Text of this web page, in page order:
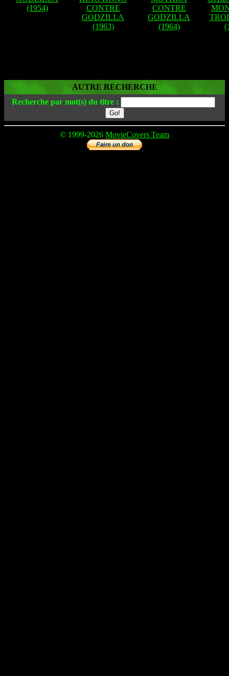
(1954)
CONTRE
GODZILLA
(1963)
CONTRE
GODZILLA
(1964)
AUTRE RECHERCHE
Recherche par mot(s) du titre :
© 1999-2026 MovieCovers Team